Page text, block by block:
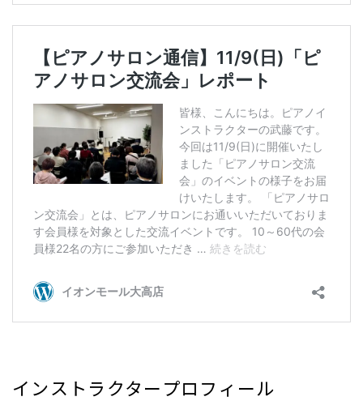
インストラクタープロフィール